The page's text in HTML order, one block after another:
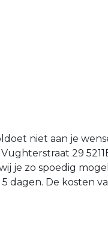
niet aan je
29
je zo spoedig
dagen. De kosten